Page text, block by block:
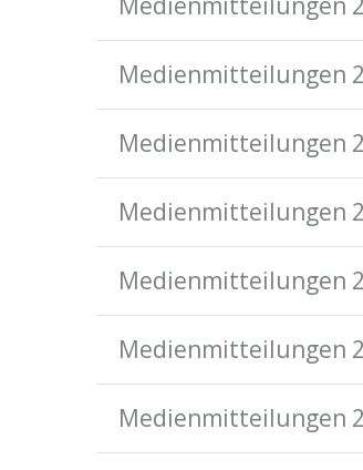
Medienmitteilungen
Medienmitteilungen
Medienmitteilungen
Medienmitteilungen
Medienmitteilungen
Medienmitteilungen